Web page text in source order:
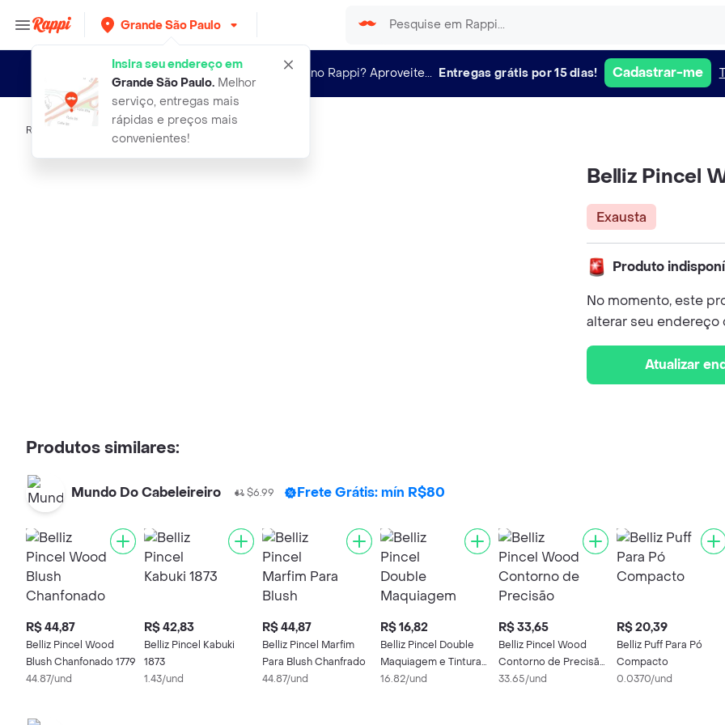
Grande São Paulo
Insira seu endereço em
Grande São Paulo.Melhor
serviço, entregas mais
rápidas e preços mais
convenientes!
Novo no Rappi? Aproveite... Entregas grátis por 15 dias! Cadastrar-me
Rappi belliz pincel wood blush marrom cin
Belliz Pincel
Exausta
Produto
No momento, este
alterar seu
Atualizar
Produtos similares:
Mundo Do Cabeleireiro $6.99 Frete Grátis: mín R$80
R$ 44,87
Belliz Pincel Wood
Blush Chanfonado 1779
44.87/und
R$ 42,83
Belliz Pincel Kabuki
1873
1.43/und
R$ 44,87
Belliz Pincel Marfim
Para Blush Chanfrado
44.87/und
R$ 16,82
Belliz Pincel Double
Maquiagem e Tintura
Preto
16.82/und
R$ 33,65
Belliz Pincel Wood
Contorno de Precisão
Marrom / Cinza
33.65/und
R$ 20,39
Belliz Puff Para Pó
Compacto
0.0370/und